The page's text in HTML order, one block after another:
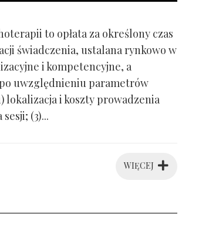
to opłata za określony czas
świadczenia, ustalana rynkowo w
i kompetencyjne, a
uwzględnieniu parametrów
lokalizacja i koszty prowadzenia
(3)...
WIĘCEJ